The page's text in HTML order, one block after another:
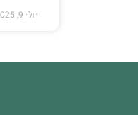
יולי 9, 2025